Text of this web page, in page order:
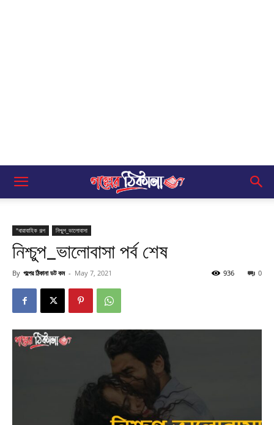
"ধারাবাহিক গল্প নিশ্চুপ_ভালোবাসা
নিশ্চুপ_ভালোবাসা পর্ব শেষ
By গল্পের ঠিকানা ডট কম - May 7, 2021 0
936